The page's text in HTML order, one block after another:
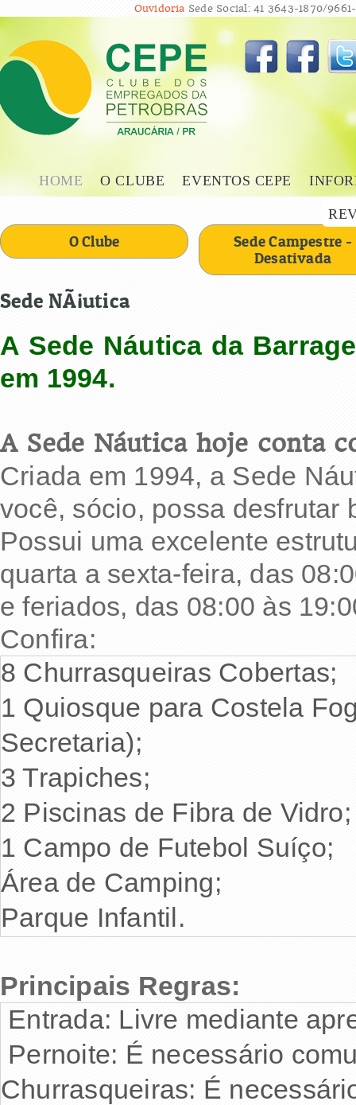
Ouvidoria Sede Social: 41 3643-1870/
HOME O CLUBE EVENTOS CEPE
O Clube
Sede Campestre -
Desativada
Sede NÃ¡utica
A Sede Náutica da
em 1994.
A Sede Náutica hoje conta
Criada em 1994, a Sede
você, sócio, possa desfrutar
Possui uma excelente
quarta a sexta-feira, das
e feriados, das 08:00 às
Confira:
8 Churrasqueiras Cobertas;
1 Quiosque para Costela
Secretaria);
3 Trapiches;
2 Piscinas de Fibra de
1 Campo de Futebol Suíço;
Área de Camping;
Parque Infantil.
Principais Regras:
Entrada: Livre mediante
Pernoite: É necessário
Churrasqueiras: É